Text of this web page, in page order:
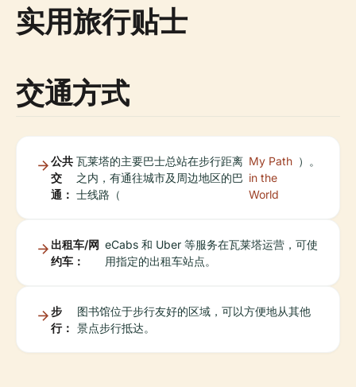
实用旅行贴士
交通方式
公共
交
通：
瓦莱塔的主要巴士总站在步行距离
之内，有通往城市及周边地区的巴
士线路（
My Path
in the
World
）。
出租车/网
约车：
eCabs 和 Uber 等服务在瓦莱塔运营，可使
用指定的出租车站点。
步
行：
图书馆位于步行友好的区域，可以方便地从其他
景点步行抵达。